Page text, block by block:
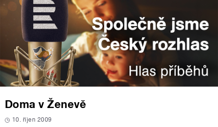
Doma v Ženevě
10. říjen 2009